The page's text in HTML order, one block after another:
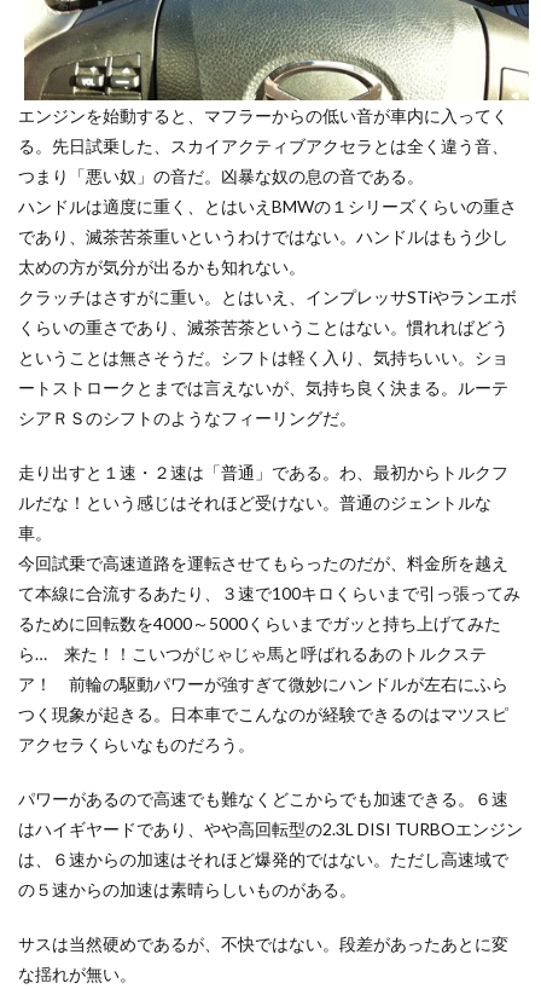
エンジンを始動すると、マフラーからの低い音が車内に入ってく
る。先日試乗した、スカイアクティブアクセラとは全く違う音、
つまり「悪い奴」の音だ。凶暴な奴の息の音である。
ハンドルは適度に重く、とはいえBMWの１シリーズくらいの重さ
であり、滅茶苦茶重いというわけではない。ハンドルはもう少し
太めの方が気分が出るかも知れない。
クラッチはさすがに重い。とはいえ、インプレッサSTiやランエボ
くらいの重さであり、滅茶苦茶ということはない。慣れればどう
ということは無さそうだ。シフトは軽く入り、気持ちいい。ショ
ートストロークとまでは言えないが、気持ち良く決まる。ルーテ
シアＲＳのシフトのようなフィーリングだ。
走り出すと１速・２速は「普通」である。わ、最初からトルクフ
ルだな！という感じはそれほど受けない。普通のジェントルな
車。
今回試乗で高速道路を運転させてもらったのだが、料金所を越え
て本線に合流するあたり、３速で100キロくらいまで引っ張ってみ
るために回転数を4000～5000くらいまでガッと持ち上げてみた
ら… 来た！！こいつがじゃじゃ馬と呼ばれるあのトルクステ
ア！ 前輪の駆動パワーが強すぎて微妙にハンドルが左右にふら
つく現象が起きる。日本車でこんなのが経験できるのはマツスピ
アクセラくらいなものだろう。
パワーがあるので高速でも難なくどこからでも加速できる。６速
はハイギヤードであり、やや高回転型の2.3L DISI TURBOエンジン
は、６速からの加速はそれほど爆発的ではない。ただし高速域で
の５速からの加速は素晴らしいものがある。
サスは当然硬めであるが、不快ではない。段差があったあとに変
な揺れが無い。